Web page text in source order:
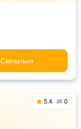
Связаться
5.4 0